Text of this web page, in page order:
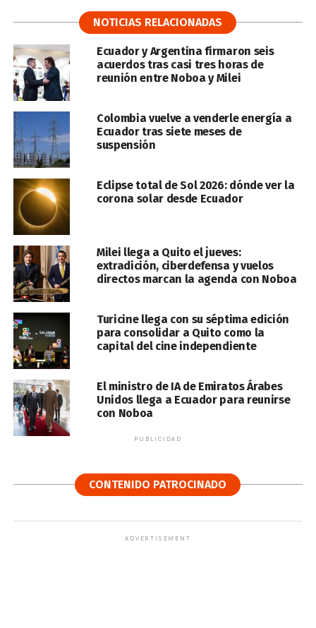
NOTICIAS RELACIONADAS
Ecuador y Argentina firmaron seis
acuerdos tras casi tres horas de
reunión entre Noboa y Milei
Colombia vuelve a venderle energía a
Ecuador tras siete meses de
suspensión
Eclipse total de Sol 2026: dónde ver la
corona solar desde Ecuador
Milei llega a Quito el jueves:
extradición, ciberdefensa y vuelos
directos marcan la agenda con Noboa
Turicine llega con su séptima edición
para consolidar a Quito como la
capital del cine independiente
El ministro de IA de Emiratos Árabes
Unidos llega a Ecuador para reunirse
con Noboa
PUBLICIDAD
CONTENIDO PATROCINADO
ADVERTISEMENT